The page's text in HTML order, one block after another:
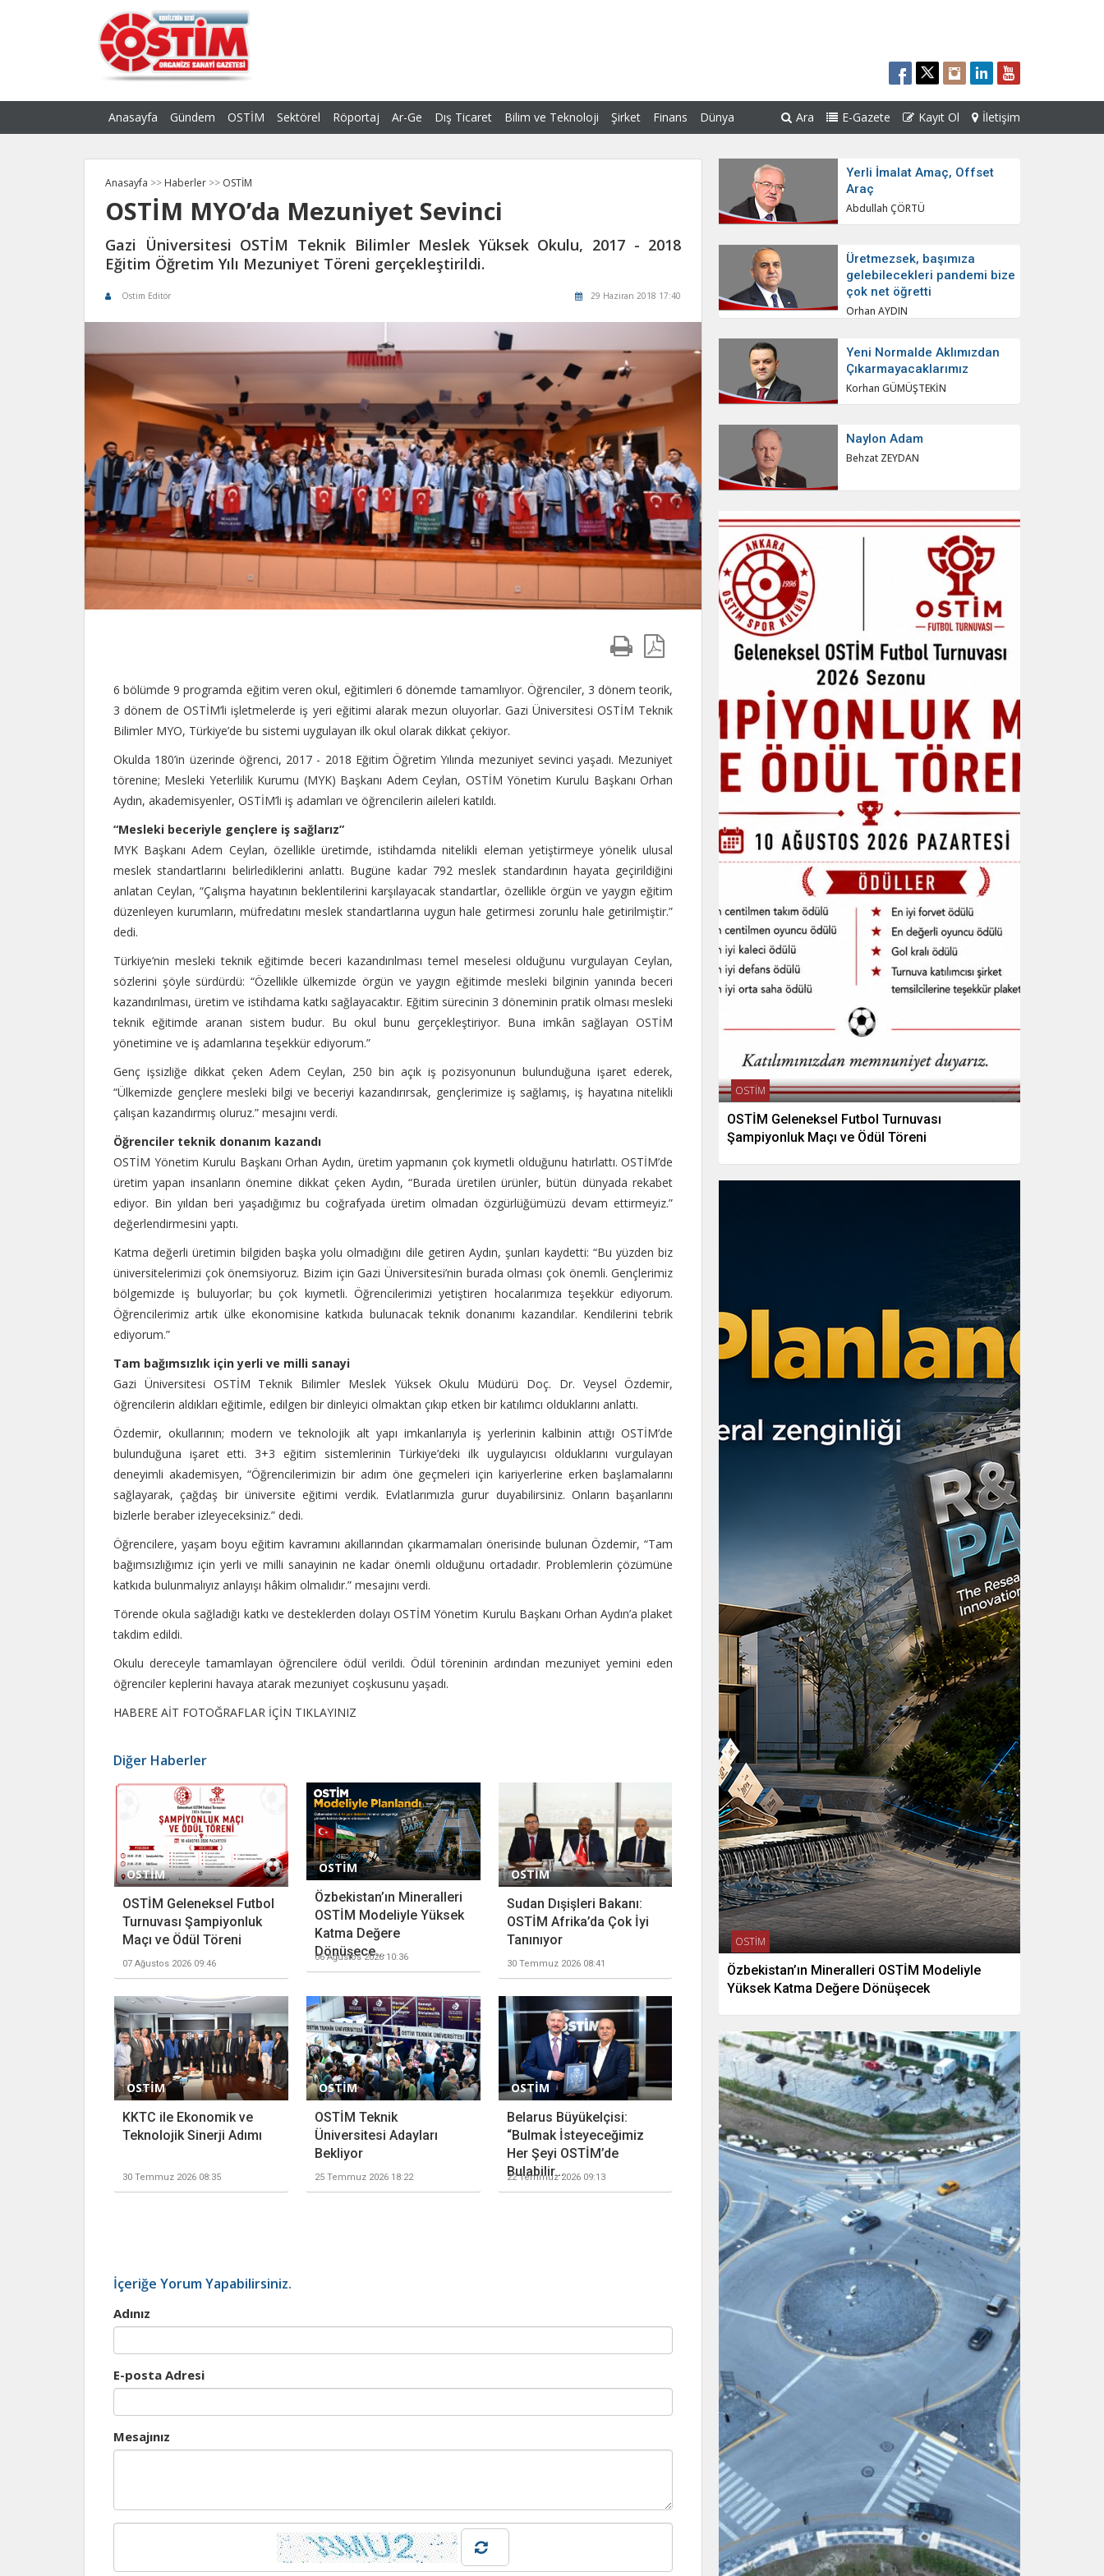
Anasayfa Gündem OSTİM Sektörel Röportaj Ar-Ge Dış Ticaret Bilim ve Teknoloji Şirket Finans Dünya Ara E-Gazete Kayıt Ol İletişim
Anasayfa >> Haberler >> OSTİM
OSTİM MYO’da Mezuniyet Sevinci
Gazi Üniversitesi OSTİM Teknik Bilimler Meslek Yüksek Okulu, 2017 - 2018
Eğitim Öğretim Yılı Mezuniyet Töreni gerçekleştirildi.
Ostim Editör 29 Haziran 2018 17:40
6 bölümde 9 programda eğitim veren okul, eğitimleri 6 dönemde tamamlıyor. Öğrenciler, 3 dönem teorik,
3 dönem de OSTİM’li işletmelerde iş yeri eğitimi alarak mezun oluyorlar. Gazi Üniversitesi OSTİM Teknik
Bilimler MYO, Türkiye’de bu sistemi uygulayan ilk okul olarak dikkat çekiyor.
Okulda 180’in üzerinde öğrenci, 2017 - 2018 Eğitim Öğretim Yılında mezuniyet sevinci yaşadı. Mezuniyet
törenine; Mesleki Yeterlilik Kurumu (MYK) Başkanı Adem Ceylan, OSTİM Yönetim Kurulu Başkanı Orhan
Aydın, akademisyenler, OSTİM’li iş adamları ve öğrencilerin aileleri katıldı.
“Mesleki beceriyle gençlere iş sağlarız”
MYK Başkanı Adem Ceylan, özellikle üretimde, istihdamda nitelikli eleman yetiştirmeye yönelik ulusal
meslek standartlarını belirlediklerini anlattı. Bugüne kadar 792 meslek standardının hayata geçirildiğini
anlatan Ceylan, “Çalışma hayatının beklentilerini karşılayacak standartlar, özellikle örgün ve yaygın eğitim
düzenleyen kurumların, müfredatını meslek standartlarına uygun hale getirmesi zorunlu hale getirilmiştir.”
dedi.
Türkiye’nin mesleki teknik eğitimde beceri kazandırılması temel meselesi olduğunu vurgulayan Ceylan,
sözlerini şöyle sürdürdü: “Özellikle ülkemizde örgün ve yaygın eğitimde mesleki bilginin yanında beceri
kazandırılması, üretim ve istihdama katkı sağlayacaktır. Eğitim sürecinin 3 döneminin pratik olması mesleki
teknik eğitimde aranan sistem budur. Bu okul bunu gerçekleştiriyor. Buna imkân sağlayan OSTİM
yönetimine ve iş adamlarına teşekkür ediyorum.”
Genç işsizliğe dikkat çeken Adem Ceylan, 250 bin açık iş pozisyonunun bulunduğuna işaret ederek,
“Ülkemizde gençlere mesleki bilgi ve beceriyi kazandırırsak, gençlerimize iş sağlamış, iş hayatına nitelikli
çalışan kazandırmış oluruz.” mesajını verdi.
Öğrenciler teknik donanım kazandı
OSTİM Yönetim Kurulu Başkanı Orhan Aydın, üretim yapmanın çok kıymetli olduğunu hatırlattı. OSTİM’de
üretim yapan insanların önemine dikkat çeken Aydın, “Burada üretilen ürünler, bütün dünyada rekabet
ediyor. Bin yıldan beri yaşadığımız bu coğrafyada üretim olmadan özgürlüğümüzü devam ettirmeyiz.”
değerlendirmesini yaptı.
Katma değerli üretimin bilgiden başka yolu olmadığını dile getiren Aydın, şunları kaydetti: “Bu yüzden biz
üniversitelerimizi çok önemsiyoruz. Bizim için Gazi Üniversitesi’nin burada olması çok önemli. Gençlerimiz
bölgemizde iş buluyorlar; bu çok kıymetli. Öğrencilerimizi yetiştiren hocalarımıza teşekkür ediyorum.
Öğrencilerimiz artık ülke ekonomisine katkıda bulunacak teknik donanımı kazandılar. Kendilerini tebrik
ediyorum.”
Tam bağımsızlık için yerli ve milli sanayi
Gazi Üniversitesi OSTİM Teknik Bilimler Meslek Yüksek Okulu Müdürü Doç. Dr. Veysel Özdemir,
öğrencilerin aldıkları eğitimle, edilgen bir dinleyici olmaktan çıkıp etken bir katılımcı olduklarını anlattı.
Özdemir, okullarının; modern ve teknolojik alt yapı imkanlarıyla iş yerlerinin kalbinin attığı OSTİM’de
bulunduğuna işaret etti. 3+3 eğitim sistemlerinin Türkiye’deki ilk uygulayıcısı olduklarını vurgulayan
deneyimli akademisyen, “Öğrencilerimizin bir adım öne geçmeleri için kariyerlerine erken başlamalarını
sağlayarak, çağdaş bir üniversite eğitimi verdik. Evlatlarımızla gurur duyabilirsiniz. Onların başarılarını
bizlerle beraber izleyeceksiniz.” dedi.
Öğrencilere, yaşam boyu eğitim kavramını akıllarından çıkarmamaları önerisinde bulunan Özdemir, “Tam
bağımsızlığımız için yerli ve milli sanayinin ne kadar önemli olduğunu ortadadır. Problemlerin çözümüne
katkıda bulunmalıyız anlayışı hâkim olmalıdır.” mesajını verdi.
Törende okula sağladığı katkı ve desteklerden dolayı OSTİM Yönetim Kurulu Başkanı Orhan Aydın’a plaket
takdim edildi.
Okulu dereceyle tamamlayan öğrencilere ödül verildi. Ödül töreninin ardından mezuniyet yemini eden
öğrenciler keplerini havaya atarak mezuniyet coşkusunu yaşadı.
HABERE AİT FOTOĞRAFLAR İÇİN TIKLAYINIZ
Diğer Haberler
OSTİM
OSTİM Geleneksel Futbol
Turnuvası Şampiyonluk
Maçı ve Ödül Töreni
07 Ağustos 2026 09:46
OSTİM
Özbekistan’ın Mineralleri
OSTİM Modeliyle Yüksek
Katma Değere
Dönüşece...
06 Ağustos 2026 10:36
OSTİM
Sudan Dışişleri Bakanı:
OSTİM Afrika’da Çok İyi
Tanınıyor
30 Temmuz 2026 08:41
OSTİM
KKTC ile Ekonomik ve
Teknolojik Sinerji Adımı
30 Temmuz 2026 08:35
OSTİM
OSTİM Teknik
Üniversitesi Adayları
Bekliyor
25 Temmuz 2026 18:22
OSTİM
Belarus Büyükelçisi:
“Bulmak İsteyeceğimiz
Her Şeyi OSTİM’de
Bulabilir...
22 Temmuz 2026 09:13
İçeriğe Yorum Yapabilirsiniz.
Adınız
E-posta Adresi
Mesajınız
Yerli İmalat Amaç, Offset
Araç
Abdullah ÇÖRTÜ
Üretmezsek, başımıza
gelebilecekleri pandemi bize
çok net öğretti
Orhan AYDIN
Yeni Normalde Aklımızdan
Çıkarmayacaklarımız
Korhan GÜMÜŞTEKİN
Naylon Adam
Behzat ZEYDAN
OSTİM
OSTİM Geleneksel Futbol Turnuvası
Şampiyonluk Maçı ve Ödül Töreni
OSTİM
Özbekistan’ın Mineralleri OSTİM Modeliyle
Yüksek Katma Değere Dönüşecek